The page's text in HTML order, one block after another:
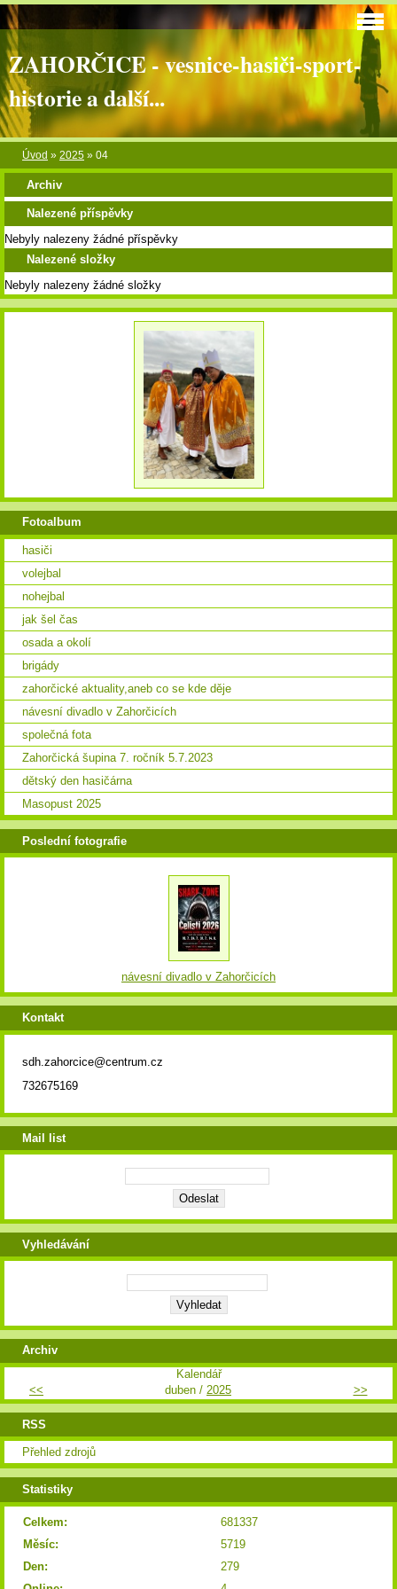
ZAHORČICE - vesnice-hasiči-sport-
historie a další...
Úvod » 2025 » 04
Archiv
Nalezené příspěvky
Nebyly nalezeny žádné příspěvky
Nalezené složky
Nebyly nalezeny žádné složky
Fotoalbum
hasiči
volejbal
nohejbal
jak šel čas
osada a okolí
brigády
zahorčické aktuality,aneb co se kde děje
návesní divadlo v Zahorčicích
společná fota
Zahorčická šupina 7. ročník 5.7.2023
dětský den hasičárna
Masopust 2025
Poslední fotografie
návesní divadlo v Zahorčicích
Kontakt
sdh.zahorcice@centrum.cz
732675169
Mail list
Vyhledávání
Archiv
Kalendář
<<
duben / 2025 >>
RSS
Přehled zdrojů
Statistiky
Celkem:
681337
Měsíc:
5719
Den:
279